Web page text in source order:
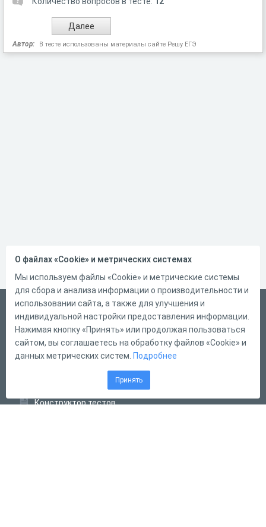
Автор: В тесте использованы материалы сайте Решу ЕГЭ
Русский
Справка
Форма обратной связи
Конструктор тестов
О файлах «Cookie» и метрических системах
Мы используем файлы «Cookie» и метрические системы
для сбора и анализа информации о производительности и
использовании сайта, а также для улучшения и
индивидуальной настройки предоставления информации.
Нажимая кнопку «Принять» или продолжая пользоваться
сайтом, вы соглашаетесь на обработку файлов «Cookie» и
данных метрических систем. Подробнее
Принять